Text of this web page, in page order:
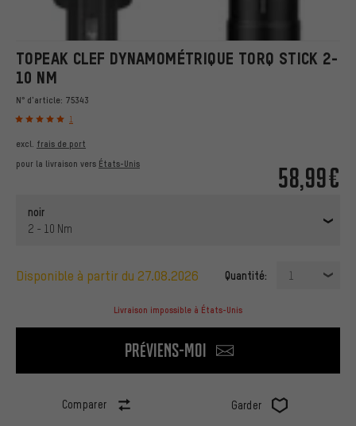
TOPEAK CLEF DYNAMOMÉTRIQUE TORQ STICK 2-
10 NM
N° d'article: 75343
1
58,99€
excl. frais de port
pour la livraison vers États-Unis
noir
2 - 10 Nm
disponible à partir du 27.08.2026 Quantité: 1
Livraison impossible à États-Unis
Préviens-moi
Comparer Garder